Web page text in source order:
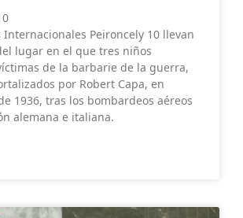
Internacionales Peironcely 10 llevan
lugar en el que tres niños
de la barbarie de la guerra,
por Robert Capa, en
1936, tras los bombardeos aéreos
alemana e italiana.